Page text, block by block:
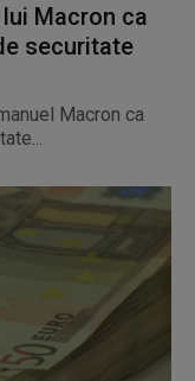
Macron ca
securitate
Macron ca